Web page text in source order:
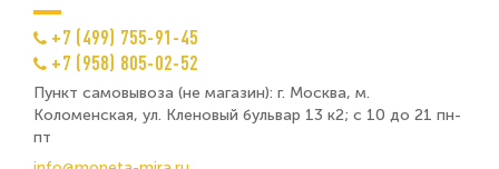
+7 (499) 755-91-45
+7 (958) 805-02-52
Пункт самовывоза (не магазин): г. Москва, м.
Коломенская, ул. Кленовый бульвар 13 к2; с 10 до 21 пн-
пт